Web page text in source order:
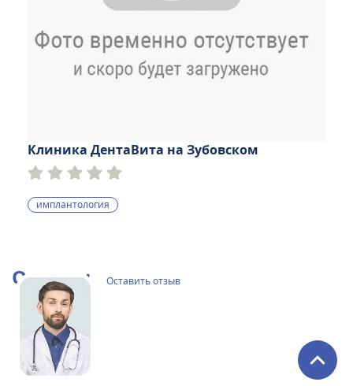
Клиника ДентаВита на Зубовском
имплантология
Отзывы Оставить отзыв